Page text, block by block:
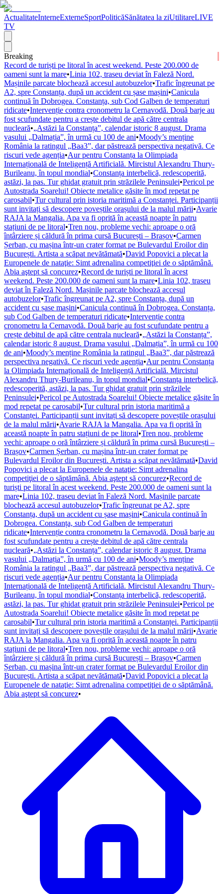
ActualitateInterneExterneSportPoliticăSănătatea la ziUtilitareLIVE
TV
Breaking
Record de turiști pe litoral în acest weekend. Peste 200.000 de
oameni sunt la mare•Linia 102, traseu deviat în Faleză Nord.
Mașinile parcate blochează accesul autobuzelor•Trafic îngreunat pe
A2, spre Constanța, după un accident cu șase mașini•Canicula
continuă în Dobrogea. Constanța, sub Cod Galben de temperaturi
ridicate•Intervenție contra cronometru la Cernavodă. Două barje au
fost scufundate pentru a crește debitul de apă către centrala
nucleară•„Astăzi la Constanța”, calendar istoric 8 august. Drama
vasului „Dalmația”, în urmă cu 100 de ani•Moody’s menține
România la ratingul „Baa3”, dar păstrează perspectiva negativă. Ce
riscuri vede agenția•Aur pentru Constanța la Olimpiada
Internațională de Inteligență Artificială. Mircistul Alexandru Thury-
Burileanu, în topul mondial•Constanța interbelică, redescoperită,
astăzi, la pas. Tur ghidat gratuit prin străzilele Peninsulei•Pericol pe
Autostrada Soarelui! Obiecte metalice găsite în mod repetat pe
carosabil•Tur cultural prin istoria maritimă a Constanței. Participanții
sunt invitați să descopere poveștile orașului de la malul mării•Avarie
RAJA la Mangalia. Apa va fi oprită în această noapte în patru
stațiuni de pe litoral•Tren nou, probleme vechi: aproape o oră
întârziere și căldură în prima cursă București – Brașov•Carmen
Șerban, cu mașina într-un crater format pe Bulevardul Eroilor din
București. Artista a scăpat nevătămată•David Popovici a plecat la
Europenele de nataţie: Simt adrenalina competiţiei de o săptămână.
Abia aştept să concurez•Record de turiști pe litoral în acest
weekend. Peste 200.000 de oameni sunt la mare•Linia 102, traseu
deviat în Faleză Nord. Mașinile parcate blochează accesul
autobuzelor•Trafic îngreunat pe A2, spre Constanța, după un
accident cu șase mașini•Canicula continuă în Dobrogea. Constanța,
sub Cod Galben de temperaturi ridicate•Intervenție contra
cronometru la Cernavodă. Două barje au fost scufundate pentru a
crește debitul de apă către centrala nucleară•„Astăzi la Constanța”,
calendar istoric 8 august. Drama vasului „Dalmația”, în urmă cu 100
de ani•Moody’s menține România la ratingul „Baa3”, dar păstrează
perspectiva negativă. Ce riscuri vede agenția•Aur pentru Constanța
la Olimpiada Internațională de Inteligență Artificială. Mircistul
Alexandru Thury-Burileanu, în topul mondial•Constanța interbelică,
redescoperită, astăzi, la pas. Tur ghidat gratuit prin străzilele
Peninsulei•Pericol pe Autostrada Soarelui! Obiecte metalice găsite în
mod repetat pe carosabil•Tur cultural prin istoria maritimă a
Constanței. Participanții sunt invitați să descopere poveștile orașului
de la malul mării•Avarie RAJA la Mangalia. Apa va fi oprită în
această noapte în patru stațiuni de pe litoral•Tren nou, probleme
vechi: aproape o oră întârziere și căldură în prima cursă București –
Brașov•Carmen Șerban, cu mașina într-un crater format pe
Bulevardul Eroilor din București. Artista a scăpat nevătămată•David
Popovici a plecat la Europenele de nataţie: Simt adrenalina
competiţiei de o săptămână. Abia aştept să concurez•Record de
turiști pe litoral în acest weekend. Peste 200.000 de oameni sunt la
mare•Linia 102, traseu deviat în Faleză Nord. Mașinile parcate
blochează accesul autobuzelor•Trafic îngreunat pe A2, spre
Constanța, după un accident cu șase mașini•Canicula continuă în
Dobrogea. Constanța, sub Cod Galben de temperaturi
ridicate•Intervenție contra cronometru la Cernavodă. Două barje au
fost scufundate pentru a crește debitul de apă către centrala
nucleară•„Astăzi la Constanța”, calendar istoric 8 august. Drama
vasului „Dalmația”, în urmă cu 100 de ani•Moody’s menține
România la ratingul „Baa3”, dar păstrează perspectiva negativă. Ce
riscuri vede agenția•Aur pentru Constanța la Olimpiada
Internațională de Inteligență Artificială. Mircistul Alexandru Thury-
Burileanu, în topul mondial•Constanța interbelică, redescoperită,
astăzi, la pas. Tur ghidat gratuit prin străzilele Peninsulei•Pericol pe
Autostrada Soarelui! Obiecte metalice găsite în mod repetat pe
carosabil•Tur cultural prin istoria maritimă a Constanței. Participanții
sunt invitați să descopere poveștile orașului de la malul mării•Avarie
RAJA la Mangalia. Apa va fi oprită în această noapte în patru
stațiuni de pe litoral•Tren nou, probleme vechi: aproape o oră
întârziere și căldură în prima cursă București – Brașov•Carmen
Șerban, cu mașina într-un crater format pe Bulevardul Eroilor din
București. Artista a scăpat nevătămată•David Popovici a plecat la
Europenele de nataţie: Simt adrenalina competiţiei de o săptămână.
Abia aştept să concurez•